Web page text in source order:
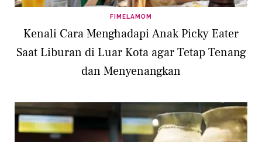
FIMELAMOM
Kenali Cara Menghadapi Anak Picky Eater
Saat Liburan di Luar Kota agar Tetap Tenang
dan Menyenangkan